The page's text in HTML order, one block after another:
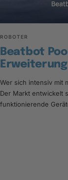
ROBOTER
Beatbot
Wer sich intensiv mit
Der Markt entwickelt
funktionierende